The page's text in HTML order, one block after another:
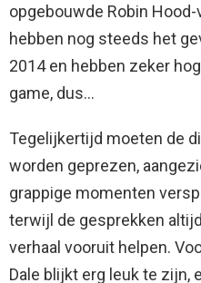
opgebouwde Robin
hebben nog steeds het
2014 en hebben zeker
game, dus…
Tegelijkertijd moeten de
worden geprezen,
grappige momenten
terwijl de gesprekken
verhaal vooruit helpen.
Dale blijkt erg leuk te zijn,